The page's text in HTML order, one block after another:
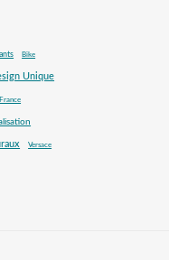
Bike
Unique
France
Versace